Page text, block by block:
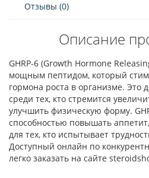
Отзывы (0)
Описание
GHRP-6 (Growth Hormone
мощным пептидом, который
гормона роста в организме. Это
среди тех, кто стремится
улучшить физическую форму.
способностью повышать
для тех, кто испытывает
Доступный онлайн по
легко заказать на сайте